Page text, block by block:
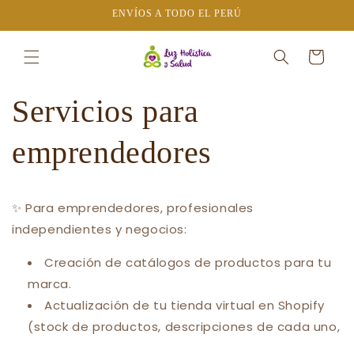
al contenido
ENVÍOS A TODO EL PERÚ
Carrito
Servicios para
emprendedores
✨ Para emprendedores, profesionales
independientes y negocios:
Creación de catálogos de productos para tu
marca.
Actualización de tu tienda virtual en Shopify
(stock de productos, descripciones de cada uno,